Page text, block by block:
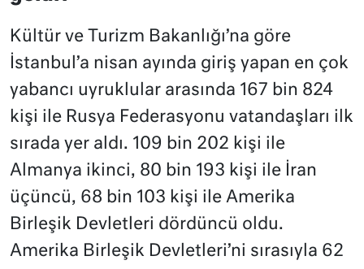
Kültür ve Turizm Bakanlığı’na göre
İstanbul’a nisan ayında giriş yapan en çok
yabancı uyruklular arasında 167 bin 824
kişi ile Rusya Federasyonu vatandaşları ilk
sırada yer aldı. 109 bin 202 kişi ile
Almanya ikinci, 80 bin 193 kişi ile İran
üçüncü, 68 bin 103 kişi ile Amerika
Birleşik Devletleri dördüncü oldu.
Amerika Birleşik Devletleri’ni sırasıyla 62